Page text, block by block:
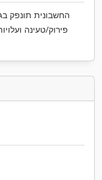
החשבונית תונפק
פירוק/טעינה